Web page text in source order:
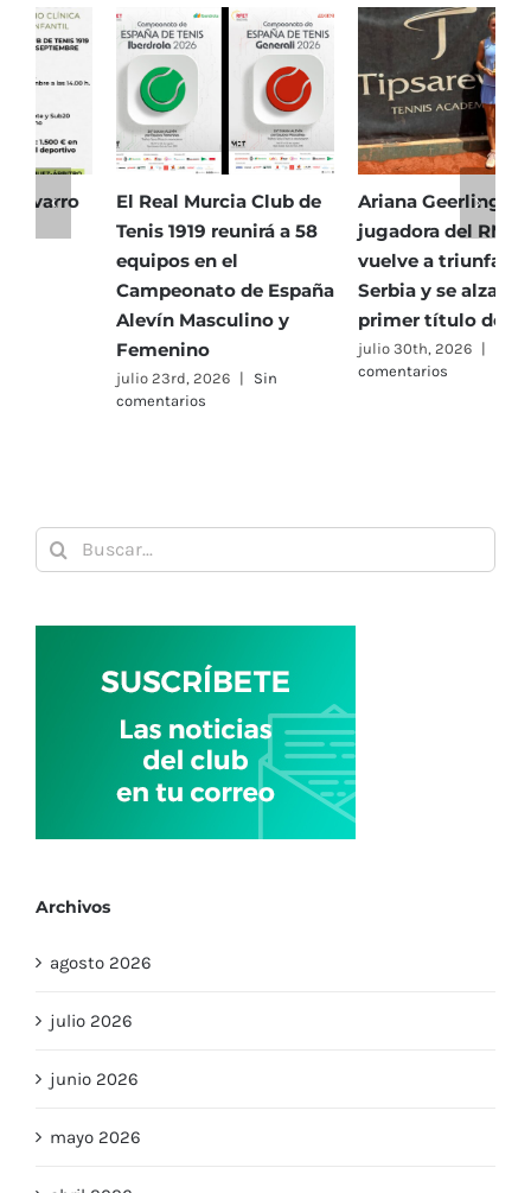
El Real Murcia Club de
Tenis 1919 reunirá a 58
equipos en el
Campeonato de España
Alevín Masculino y
Femenino
julio 23rd, 2026 | Sin
comentarios
Ariana Geerlings,
jugadora del RMCT,
vuelve a triunfar en
Serbia y se alza con su
primer título de 2026
julio 30th, 2026 | Sin
comentarios
Buscar:
Archivos
agosto 2026
julio 2026
junio 2026
mayo 2026